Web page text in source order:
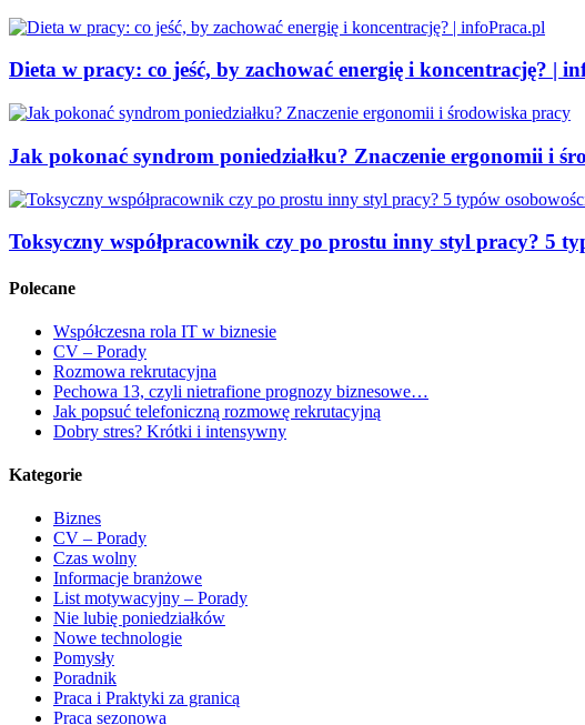
Dieta w pracy: co jeść, by zachować energię i koncentrację? |
Jak pokonać syndrom poniedziałku? Znaczenie ergonomii i
Toksyczny współpracownik czy po prostu inny styl pracy? 5
Polecane
Współczesna rola IT w biznesie
CV – Porady
Rozmowa rekrutacyjna
Pechowa 13, czyli nietrafione prognozy biznesowe…
Jak popsuć telefoniczną rozmowę rekrutacyjną
Dobry stres? Krótki i intensywny
Kategorie
Biznes
CV – Porady
Czas wolny
Informacje branżowe
List motywacyjny – Porady
Nie lubię poniedziałków
Nowe technologie
Pomysły
Poradnik
Praca i Praktyki za granicą
Praca sezonowa